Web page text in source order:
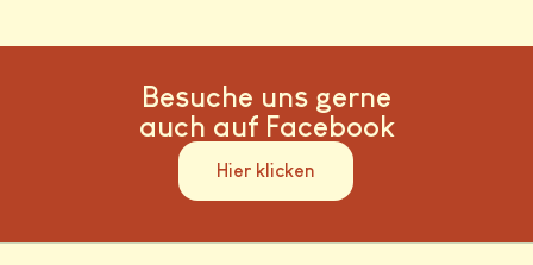
Besuche uns gerne
auch auf Facebook
Hier klicken